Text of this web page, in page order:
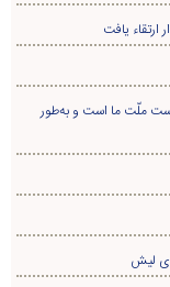
ملّت ما است و به‌طور
لیش